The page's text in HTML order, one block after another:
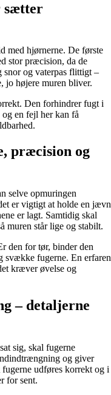
sætter
med hjørnerne. De første
stor præcision, da de
snor og vaterpas flittigt –
jo højere muren bliver.
Den forhindrer fugt i
en fejl her kan få
præcision og
selve opmuringen
er vigtigt at holde en jævn
er lagt. Samtidig skal
muren står lige og stabilt.
den for tør, binder den
svække fugerne. En erfaren
kræver øvelse og
– detaljerne
sig, skal fugerne
og giver
udføres korrekt og i
for sent.